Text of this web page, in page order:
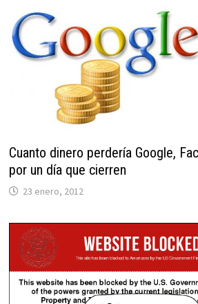
Cuanto dinero perdería Google,
por un día que cierren
23 enero, 2012